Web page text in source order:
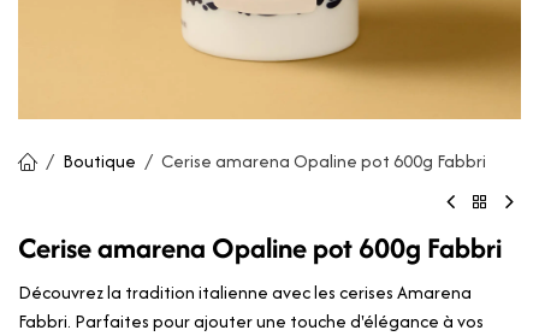
Boutique Cerise amarena Opaline pot 600g Fabbri
Cerise amarena Opaline pot 600g Fabbri
Découvrez la tradition italienne avec les cerises Amarena
Fabbri. Parfaites pour ajouter une touche d'élégance à vos